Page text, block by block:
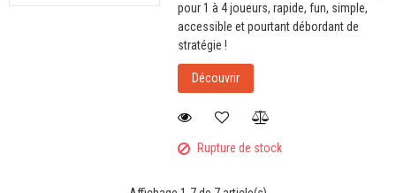
pour 1 à 4 joueurs, rapide, fun, simple,
accessible et pourtant débordant de
stratégie !
Découvrir
Rupture de stock